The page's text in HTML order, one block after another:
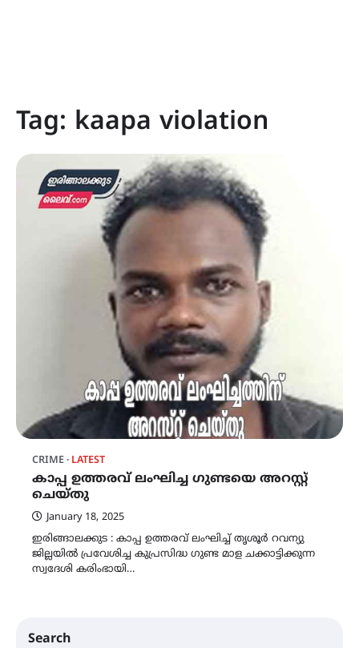
Tag: kaapa violation
CRIME LATEST
കാപ്പ ഉത്തരവ് ലംഘിച്ച ഗുണ്ടയെ അറസ്റ്റ്
ചെയ്തു
January 18, 2025
ഇരിങ്ങാലക്കുട : കാപ്പ ഉത്തരവ് ലംഘിച്ച് തൃശൂർ റവന്യു
ജില്ലയിൽ പ്രവേശിച്ച കുപ്രസിദ്ധ ഗുണ്ട മാള ചക്കാട്ടിക്കുന്ന
സ്വദേശി കരിംഭായി…
Search